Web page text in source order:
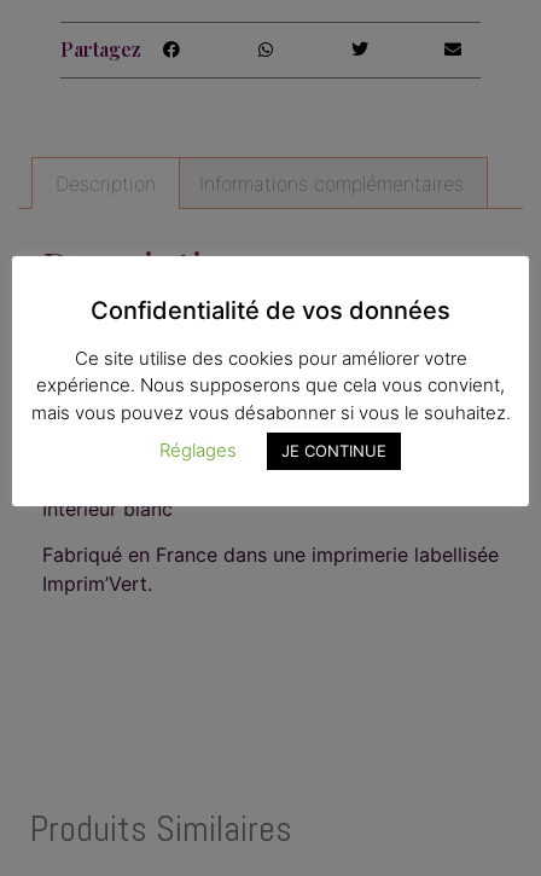
Partagez
Description Informations complémentaires
Description
Cahier A5 fermé (A4 ouvert).
Motif : Oiseaux et fraises
Série : Je suis pratique
58 pages, papier assez épais pour du croquis.
Intérieur blanc
Fabriqué en France dans une imprimerie labellisée
Imprim’Vert.
Produits Similaires
Confidentialité de vos données
Ce site utilise des cookies pour améliorer votre
expérience. Nous supposerons que cela vous convient,
mais vous pouvez vous désabonner si vous le souhaitez.
Réglages
JE CONTINUE